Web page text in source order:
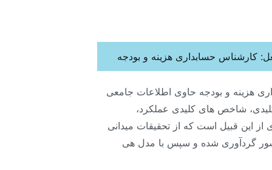
هزینه و بودجه حاوی اطلاعات جامعی
شاخص های کلیدی عملکرد،
این قبیل است که از تحقیقات میدانی
گردآوری شده و سپس با مدل هی
کارشناس حسابداری هزینه و بودجه